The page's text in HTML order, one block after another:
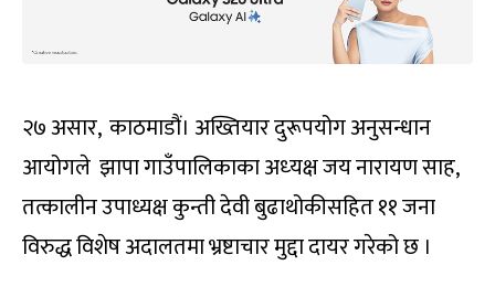
२७ असार, काठमाडौं। अख्तियार दुरूपयोग अनुसन्धान
आयोगले झापा गाउँपालिकाका अध्‍यक्ष जय नारायण साह,
तत्कालीन उपाध्यक्ष कुन्ती देवी बुढाथोकीसहित ११ जना
विरुद्ध विशेष अदालतमा भ्रष्टाचार मुद्दा दायर गरेको छ ।